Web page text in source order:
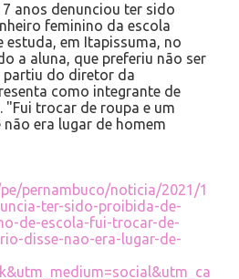
anos denunciou ter sido
feminino da escola
estuda, em Itapissuma, no
a aluna, que preferiu não ser
do diretor da
como integrante de
"Fui trocar de roupa e um
era lugar de homem
pernambuco/noticia/2021/1
ter-sido-proibida-de-
de-escola-fui-trocar-de-
disse-nao-era-lugar-de-